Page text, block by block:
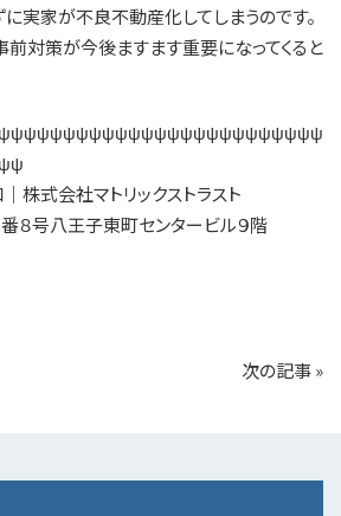
実家が不良不動産化してしまうのです。
前対策が今後ますます重要になってくると
株式会社マトリックストラスト
８号八王子東町センタービル９階
次の記事»